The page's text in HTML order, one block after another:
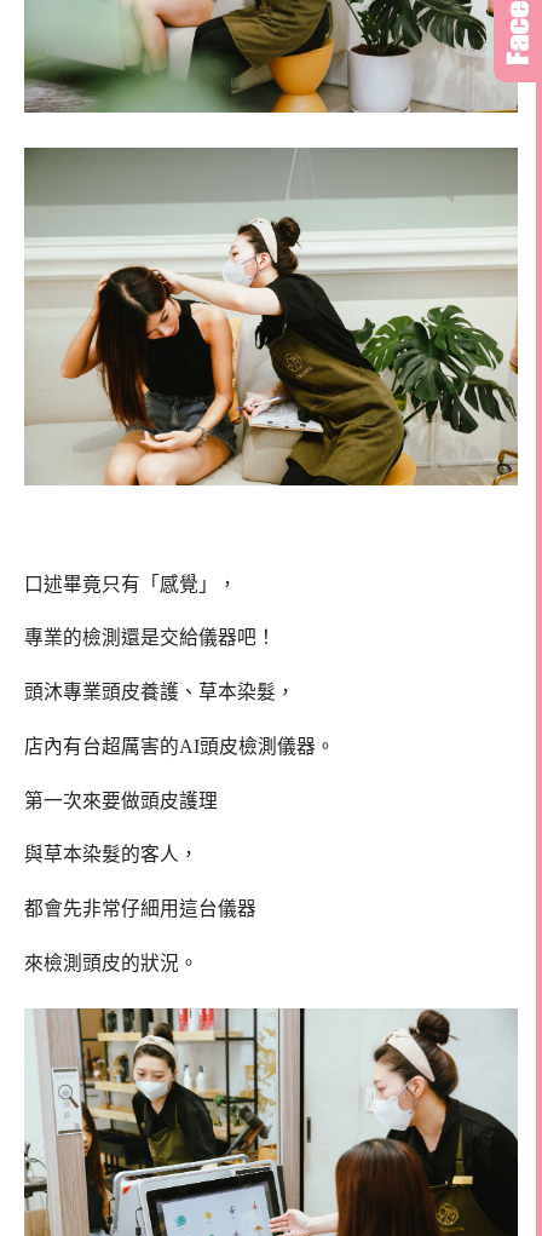
口述畢竟只有「感覺」，
專業的檢測還是交給儀器吧！
頭沐專業頭皮養護、草本染髮，
店內有台超厲害的AI頭皮檢測儀器。
第一次來要做頭皮護理
與草本染髮的客人，
都會先非常仔細用這台儀器
來檢測頭皮的狀況。